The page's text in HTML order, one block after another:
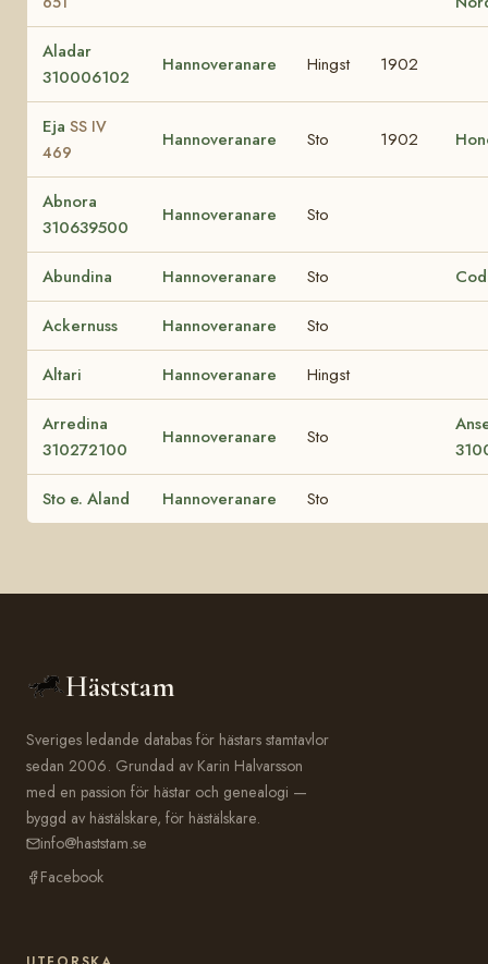
Aladar
310006102
Hannoveranare Hingst 1902
Eja SS IV
469
Hannoveranare Sto 1902
Abnora
310639500
Hannoveranare Sto
Abundina Hannoveranare Sto
Ackernuss Hannoveranare Sto
Altari Hannoveranare Hingst
Arredina
310272100
Hannoveranare Sto
Sto e. Aland Hannoveranare Sto
Häststam
Sveriges ledande databas för hästars stamtavlor
sedan 2006. Grundad av Karin Halvarsson
med en passion för hästar och genealogi —
byggd av hästälskare, för hästälskare.
info@haststam.se
Facebook